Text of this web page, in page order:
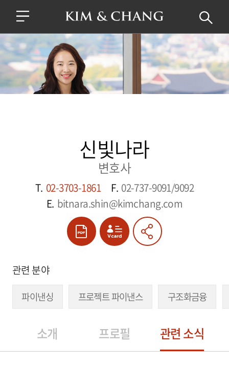
신빛나라
변호사
T. 02-3703-1861 F. 02-737-9091/9092
E. bitnara.shin@kimchang.com
관련 분야
파이낸싱 프로젝트 파이낸스 구조화금융
소개 프로필 관련 소식